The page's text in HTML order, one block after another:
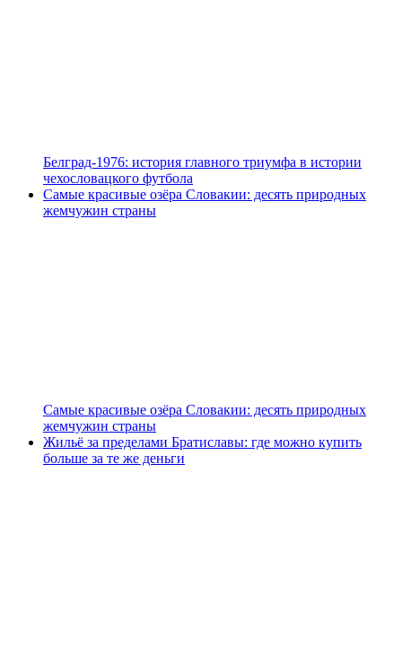
Белград-1976: история главного триумфа в истории
чехословацкого футбола
Самые красивые озёра Словакии: десять природных
жемчужин страны
Самые красивые озёра Словакии: десять природных
жемчужин страны
Жильё за пределами Братиславы: где можно купить
больше за те же деньги